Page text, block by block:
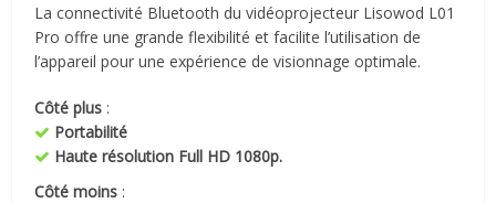
La connectivité Bluetooth du vidéoprojecteur Lisowod L01
Pro offre une grande flexibilité et facilite l’utilisation de
l’appareil pour une expérience de visionnage optimale.
Côté plus :
Portabilité
Haute résolution Full HD 1080p.
Côté moins :